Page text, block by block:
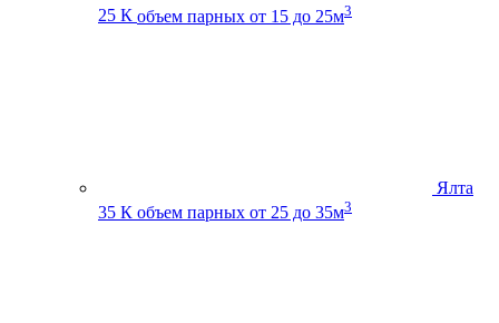
25 К объем парных от 15 до 25м3
Ялта
35 К объем парных от 25 до 35м3